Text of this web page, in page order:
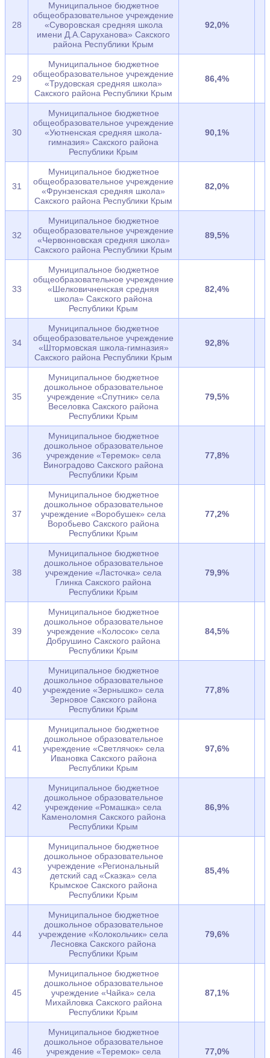
28
Муниципальное бюджетное
общеобразовательное учреждение
«Суворовская средняя школа
имени Д.А.Саруханова» Сакского
района Республики Крым
92,0%
29
Муниципальное бюджетное
общеобразовательное учреждение
«Трудовская средняя школа»
Сакского района Республики Крым
86,4%
30
Муниципальное бюджетное
общеобразовательное учреждение
«Уютненская средняя школа-
гимназия» Сакского района
Республики Крым
90,1%
31
Муниципальное бюджетное
общеобразовательное учреждение
«Фрунзенская средняя школа»
Сакского района Республики Крым
82,0%
32
Муниципальное бюджетное
общеобразовательное учреждение
«Червонновская средняя школа»
Сакского района Республики Крым
89,5%
33
Муниципальное бюджетное
общеобразовательное учреждение
«Шелковичненская средняя
школа» Сакского района
Республики Крым
82,4%
34
Муниципальное бюджетное
общеобразовательное учреждение
«Штормовская школа-гимназия»
Сакского района Республики Крым
92,8%
35
Муниципальное бюджетное
дошкольное образовательное
учреждение «Спутник» села
Веселовка Сакского района
Республики Крым
79,5%
36
Муниципальное бюджетное
дошкольное образовательное
учреждение «Теремок» села
Виноградово Сакского района
Республики Крым
77,8%
37
Муниципальное бюджетное
дошкольное образовательное
учреждение «Воробушек» села
Воробьево Сакского района
Республики Крым
77,2%
38
Муниципальное бюджетное
дошкольное образовательное
учреждение «Ласточка» села
Глинка Сакского района
Республики Крым
79,9%
39
Муниципальное бюджетное
дошкольное образовательное
учреждение «Колосок» села
Добрушино Сакского района
Республики Крым
84,5%
40
Муниципальное бюджетное
дошкольное образовательное
учреждение «Зернышко» села
Зерновое Сакского района
Республики Крым
77,8%
41
Муниципальное бюджетное
дошкольное образовательное
учреждение «Светлячок» села
Ивановка Сакского района
Республики Крым
97,6%
42
Муниципальное бюджетное
дошкольное образовательное
учреждение «Ромашка» села
Каменоломня Сакского района
Республики Крым
86,9%
43
Муниципальное бюджетное
дошкольное образовательное
учреждение «Региональный
детский сад «Сказка» села
Крымское Сакского района
Республики Крым
85,4%
44
Муниципальное бюджетное
дошкольное образовательное
учреждение «Колокольчик» села
Лесновка Сакского района
Республики Крым
79,6%
45
Муниципальное бюджетное
дошкольное образовательное
учреждение «Чайка» села
Михайловка Сакского района
Республики Крым
87,1%
46
Муниципальное бюджетное
дошкольное образовательное
учреждение «Теремок» села
77,0%